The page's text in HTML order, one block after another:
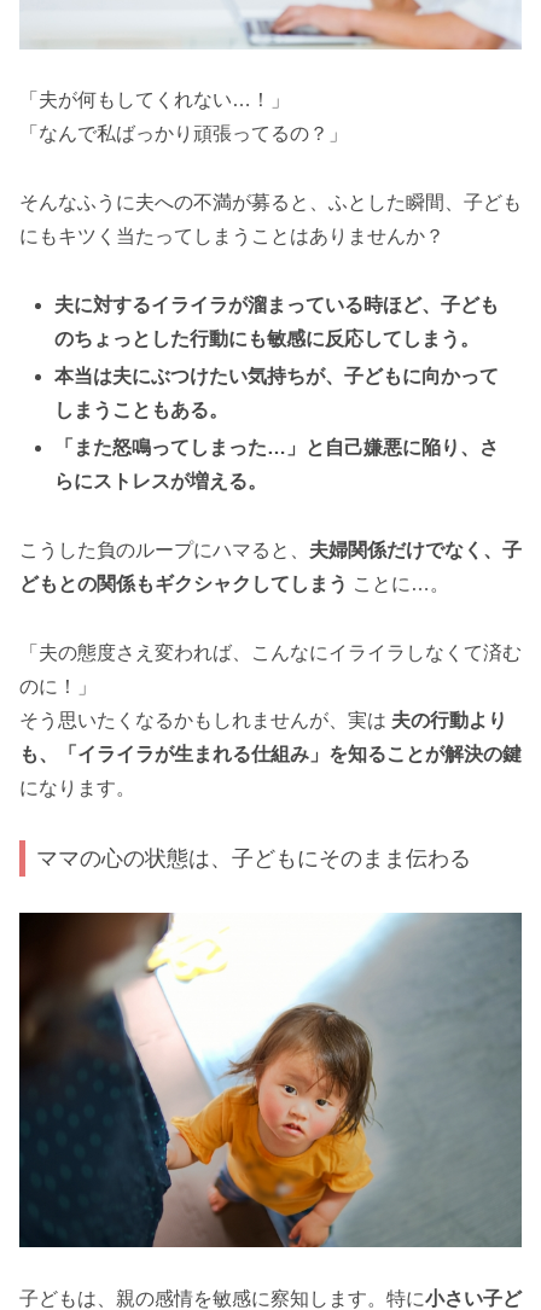
「夫が何もしてくれない…！」
「なんで私ばっかり頑張ってるの？」
そんなふうに夫への不満が募ると、ふとした瞬間、子ども
にもキツく当たってしまうことはありませんか？
夫に対するイライラが溜まっている時ほど、子ども
のちょっとした行動にも敏感に反応してしまう。
本当は夫にぶつけたい気持ちが、子どもに向かって
しまうこともある。
「また怒鳴ってしまった…」と自己嫌悪に陥り、さ
らにストレスが増える。
こうした負のループにハマると、 夫婦関係だけでなく、子
どもとの関係もギクシャクしてしまう ことに…。
「夫の態度さえ変われば、こんなにイライラしなくて済む
のに！」
そう思いたくなるかもしれませんが、実は 夫の行動より
も、「イライラが生まれる仕組み」を知ることが解決の鍵
になります。
ママの心の状態は、子どもにそのまま伝わる
子どもは、親の感情を敏感に察知します。特に小さい子ど